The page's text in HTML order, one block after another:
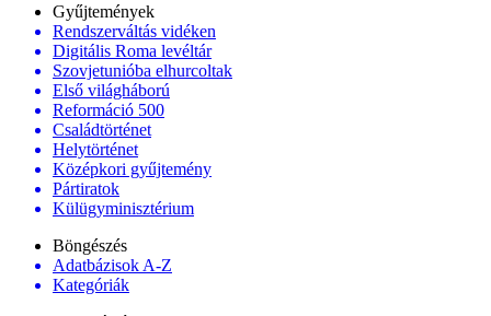
Gyűjtemények
Rendszerváltás vidéken
Digitális Roma levéltár
Szovjetunióba elhurcoltak
Első világháború
Reformáció 500
Családtörténet
Helytörténet
Középkori gyűjtemény
Pártiratok
Külügyminisztérium
Böngészés
Adatbázisok A-Z
Kategóriák